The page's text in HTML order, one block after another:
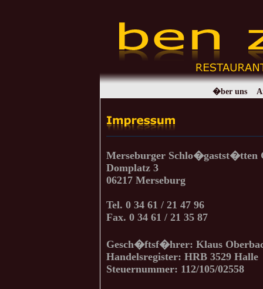
�ber uns
Merseburger Schlo�gastst�tten
Domplatz 3
06217 Merseburg
Tel. 0 34 61 / 21 47 96
Fax. 0 34 61 / 21 35 87
Gesch�ftsf�hrer: Klaus
Handelsregister: HRB 3529 Halle
Steuernummer: 112/105/02558